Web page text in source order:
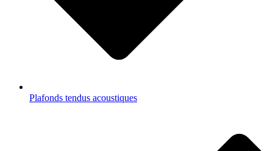
Plafonds tendus acoustiques